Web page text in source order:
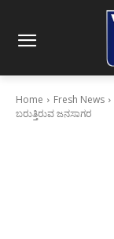
Home Fresh News
ಬರುತ್ತಿರುವ ಜನಸಾಗರ